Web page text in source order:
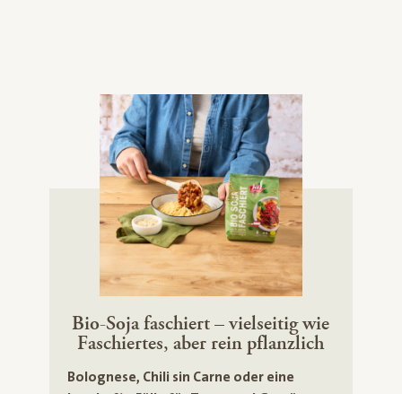
Bio-Soja faschiert – vielseitig wie
Faschiertes, aber rein pflanzlich
Bolognese, Chili sin Carne oder eine